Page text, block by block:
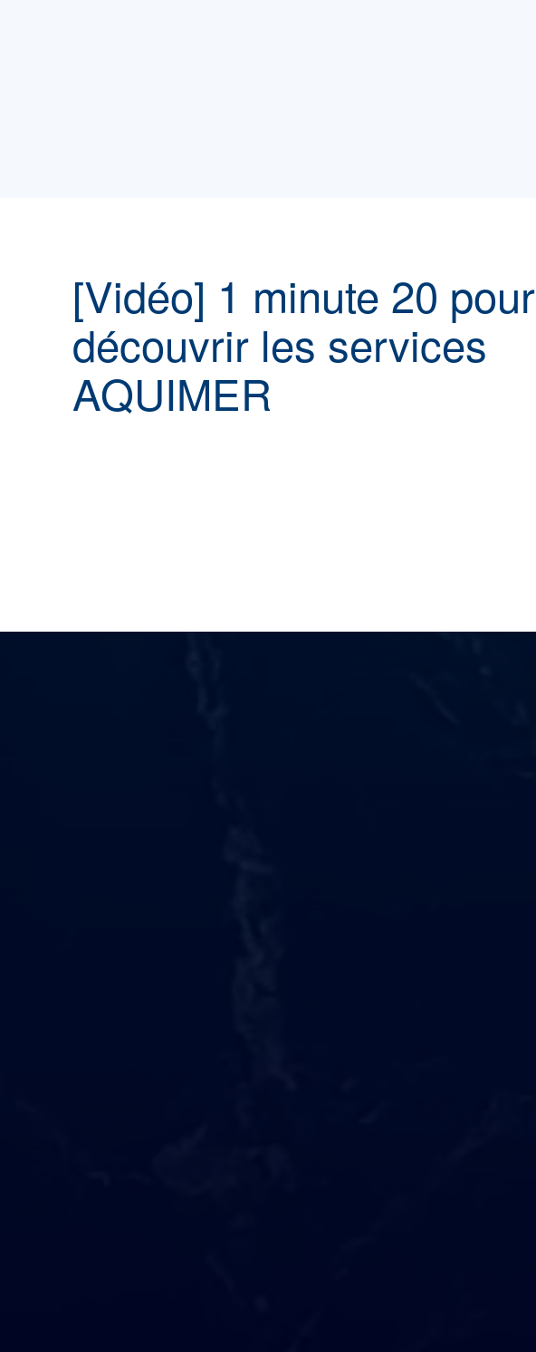
[Vidéo] 1 minute 20 pour
découvrir les services
AQUIMER